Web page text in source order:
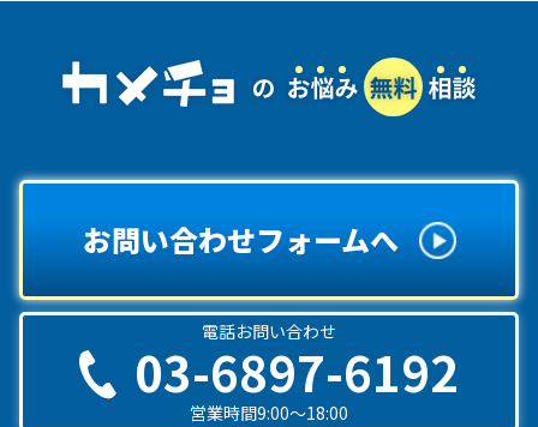
お問い合わせフォームへ
電話お問い合わせ
03-6897-6192
営業時間9:00〜18:00